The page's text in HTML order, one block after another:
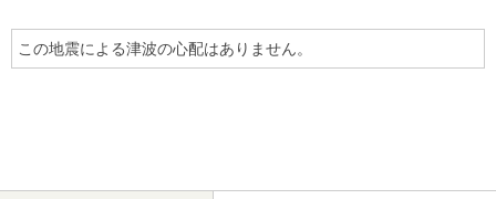
この地震による津波の心配はありません。